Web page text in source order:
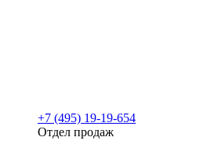
+7 (495) 19-19-654
Отдел продаж